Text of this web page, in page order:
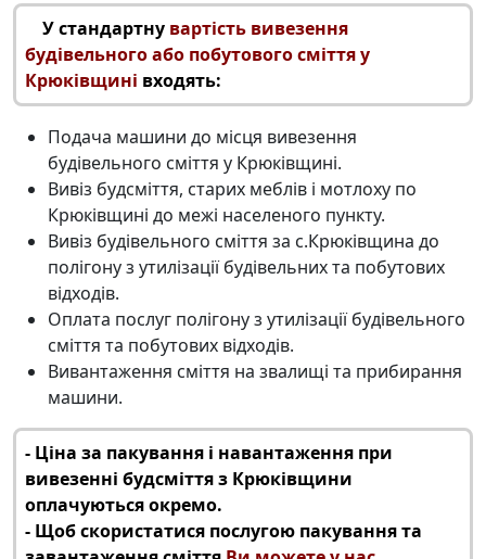
У стандартну вартість вивезення
будівельного або побутового сміття у
Крюківщині входять:
Подача машини до місця вивезення
будівельного сміття у Крюківщині.
Вивіз будсміття, старих меблів і мотлоху по
Крюківщині до межі населеного пункту.
Вивіз будівельного сміття за с.Крюківщина до
полігону з утилізації будівельних та побутових
відходів.
Оплата послуг полігону з утилізації будівельного
сміття та побутових відходів.
Вивантаження сміття на звалищі та прибирання
машини.
‑ Ціна за пакування і навантаження при
вивезенні будсміття з Крюківщини
оплачуються окремо.
‑ Щоб скористатися послугою пакування та